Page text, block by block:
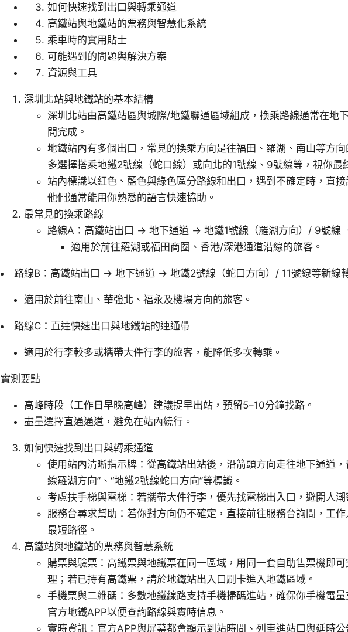
如何快速找到出口與轉乘通道
高鐵站與地鐵站的票務與智慧化系統
乘車時的實用貼士
可能遇到的問題與解決方案
資源與工具
深圳北站與地鐵站的基本結構
深圳北站由高鐵站區與城際/地鐵聯通區域組成，換乘路線通常在地
間完成。
地鐵站內有多個出口，常見的換乘方向是往福田、羅湖、南山等方
多選擇搭乘地鐵2號線（蛇口線）或向北的1號線、9號線等，視你最
站內標識以紅色、藍色與綠色區分路線和出口，遇到不確定時，直接
他們通常能用你熟悉的語言快速協助。
最常見的換乘路線
路線A：高鐵站出口 → 地下通道 → 地鐵1號線（羅湖方向）/ 9號線
適用於前往羅湖或福田商圈、香港/深港通道沿線的旅客。
路線B：高鐵站出口 → 地下通道 → 地鐵2號線（蛇口方向）/ 11號線等新線
適用於前往南山、華強北、福永及機場方向的旅客。
路線C：直達快速出口與地鐵站的連通帶
適用於行李較多或攜帶大件行李的旅客，能降低多次轉乘。
實測要點
高峰時段（工作日早晚高峰）建議提早出站，預留5–10分鐘找路。
盡量選擇直通通道，避免在站內繞行。
如何快速找到出口與轉乘通道
使用站內清晰指示牌：從高鐵站出站後，沿箭頭方向走往地下通道，
線羅湖方向”、“地鐵2號線蛇口方向”等標識。
考慮扶手梯與電梯：若攜帶大件行李，優先找電梯出入口，避開人潮
服務台尋求幫助：若你對方向仍不確定，直接前往服務台詢問，工
最短路徑。
高鐵站與地鐵站的票務與智慧系統
購票與驗票：高鐵票與地鐵票在同一區域，用同一套自助售票機即
理；若已持有高鐵票，請於地鐵站出入口刷卡進入地鐵區域。
手機票與二維碼：多數地鐵線路支持手機掃碼進站，確保你手機電
官方地鐵APP以便查詢路線與實時信息。
實時資訊：官方APP與屏幕都會顯示到站時間、列車進站口與延時公